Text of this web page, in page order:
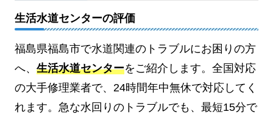
生活水道センターの評価
福島県福島市で水道関連のトラブルにお困りの方
へ、 生活水道センターをご紹介します。全国対応
の大手修理業者で、24時間年中無休で対応してく
れます。急な水回りのトラブルでも、最短15分で